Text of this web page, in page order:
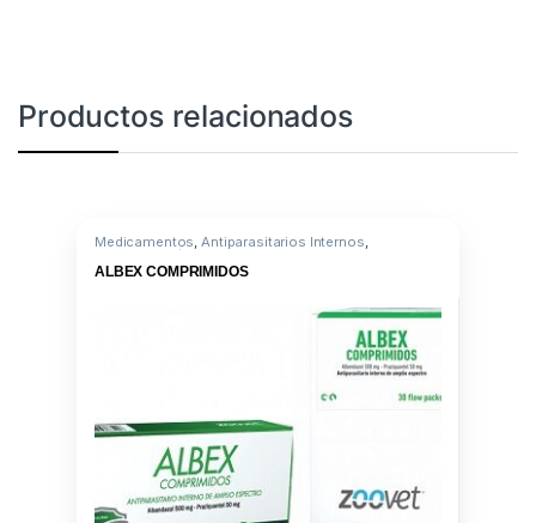
Productos relacionados
Medicamentos Antiparasitarios Internos
Albendazole/Praziquantel
ALBEX COMPRIMIDOS